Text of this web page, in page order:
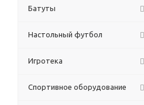
Батуты
Настольный футбол
Игротека
Спортивное оборудование